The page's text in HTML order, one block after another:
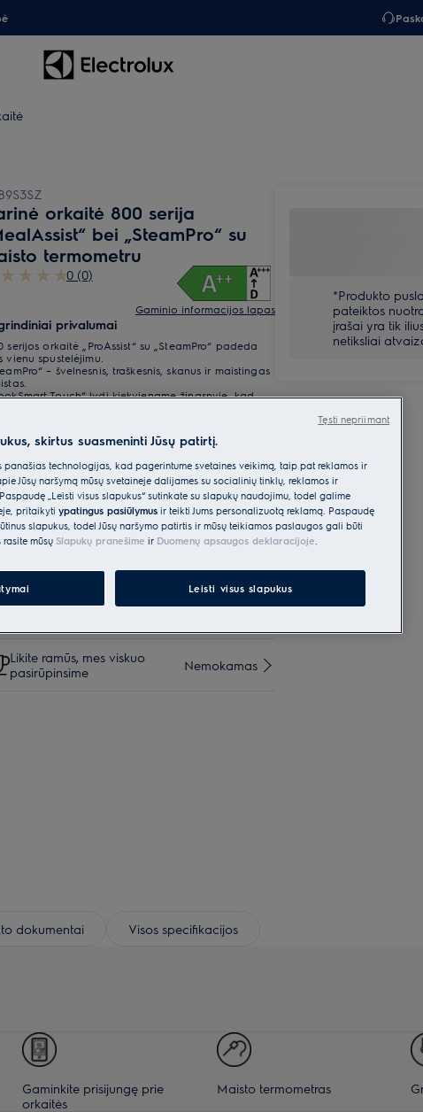
orkaitė 800 serija
bei „SteamPro“ su
termometru
0 (0)
Gaminio informacijos lapas
privalumai
serijos orkaitė „ProAssist“ su „SteamPro“ padeda
vienu spustelėjimu.
– švelnesnis, traškesnis, skanus ir maistingas
Touch“ lydi kiekviename žingsnyje, kad
kad pirkimo procesas būtų dar
Pristatymas kurjeriu iki
namo
€40 Nemokamas
Likite ramūs, mes viskuo
pasirūpinsime
Nemokamas
*Produkto
pateiktos
įrašai yra tik
netiksliai
dokumentai Visos specifikacijos
Gaminkite prisijungę prie
orkaitės
Maisto termometras
skirtus suasmeninti Jūsų patirtį.
panašias technologijas, kad pagerintume svetainės veikimą, taip pat reklamos ir
Jūsų naršymą mūsų svetainėje dalijamės su socialinių tinklų, reklamos ir
„Leisti visus slapukus“ sutinkate su slapukų naudojimu, todėl galime
pritaikyti ypatingus pasiūlymus ir teikti Jums personalizuotą reklamą. Paspaudę
slapukus, todėl Jūsų naršymo patirtis ir mūsų teikiamos paslaugos gali būti
mūsųSlapukų pranešime ir Duomenų apsaugos deklaracijoje.
Leisti visus slapukus
Tęsti nepriimant